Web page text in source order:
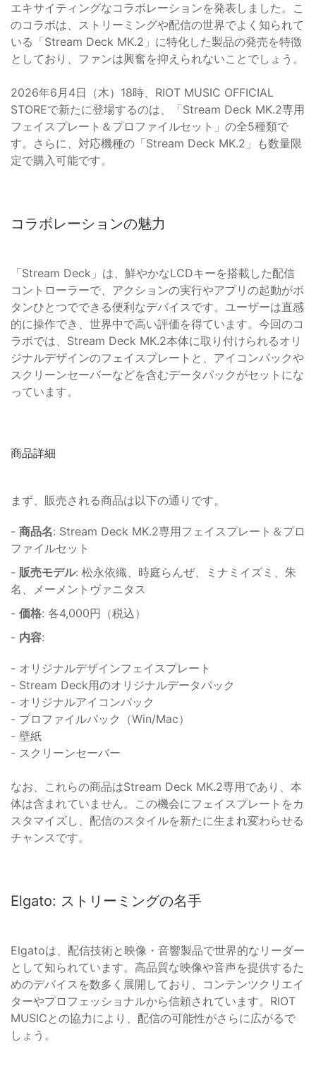
エキサイティングなコラボレーションを発表しました。こ
のコラボは、ストリーミングや配信の世界でよく知られて
いる「Stream Deck MK.2」に特化した製品の発売を特徴
としており、ファンは興奮を抑えられないことでしょう。
2026年6月4日（木）18時、RIOT MUSIC OFFICIAL
STOREで新たに登場するのは、「Stream Deck MK.2専用
フェイスプレート＆プロファイルセット」の全5種類で
す。さらに、対応機種の「Stream Deck MK.2」も数量限
定で購入可能です。
コラボレーションの魅力
「Stream Deck」は、鮮やかなLCDキーを搭載した配信
コントローラーで、アクションの実行やアプリの起動がボ
タンひとつでできる便利なデバイスです。ユーザーは直感
的に操作でき、世界中で高い評価を得ています。今回のコ
ラボでは、Stream Deck MK.2本体に取り付けられるオリ
ジナルデザインのフェイスプレートと、アイコンパックや
スクリーンセーバーなどを含むデータパックがセットにな
っています。
商品詳細
まず、販売される商品は以下の通りです。
- 商品名: Stream Deck MK.2専用フェイスプレート＆プロ
ファイルセット
- 販売モデル: 松永依織、時庭らんぜ、ミナミイズミ、朱
名、メーメントヴァニタス
- 価格: 各4,000円（税込）
- 内容:
- オリジナルデザインフェイスプレート
- Stream Deck用のオリジナルデータパック
- オリジナルアイコンパック
- プロファイルパック（Win/Mac）
- 壁紙
- スクリーンセーバー
なお、これらの商品はStream Deck MK.2専用であり、本
体は含まれていません。この機会にフェイスプレートをカ
スタマイズし、配信のスタイルを新たに生まれ変わらせる
チャンスです。
Elgato: ストリーミングの名手
Elgatoは、配信技術と映像・音響製品で世界的なリーダー
として知られています。高品質な映像や音声を提供するた
めのデバイスを数多く展開しており、コンテンツクリエイ
ターやプロフェッショナルから信頼されています。RIOT
MUSICとの協力により、配信の可能性がさらに広がるで
しょう。